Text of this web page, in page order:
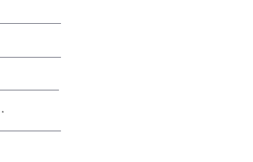
*r
u